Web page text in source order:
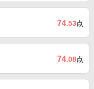
74.53点
74.08点